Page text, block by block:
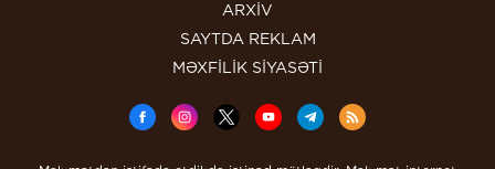
ARXİV
SAYTDA REKLAM
MƏXFİLİK SİYASƏTİ